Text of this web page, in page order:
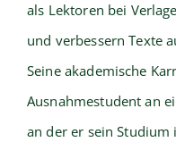
als Lektoren bei
und verbessern Texte
Seine akademische
Ausnahmestudent an
an der er sein Studium